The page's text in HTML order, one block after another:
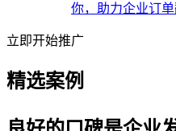
你，助力企业订单
立即开始推广
精选案例